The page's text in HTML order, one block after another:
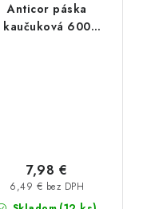
Anticor páska
kaučuková 600
6,49 € bez DPH
7,98 €